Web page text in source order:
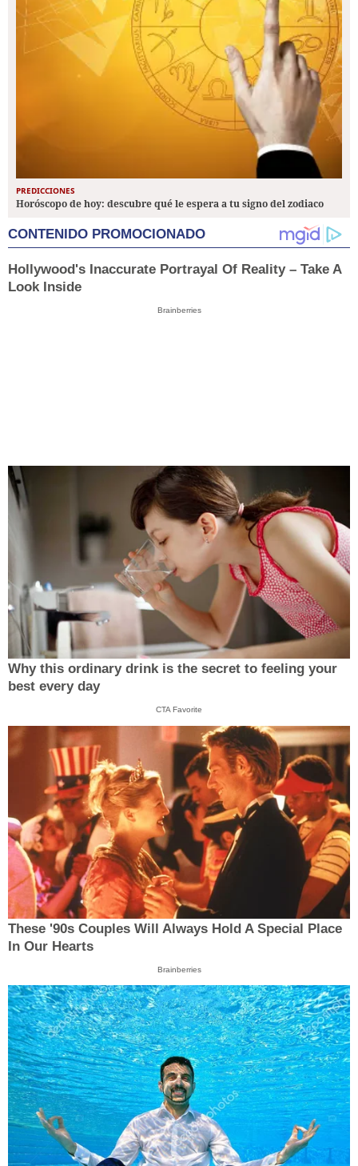
PREDICCIONES
Horóscopo de hoy: descubre qué le espera a tu signo del zodiaco
CONTENIDO PROMOCIONADO
Hollywood's Inaccurate Portrayal Of Reality – Take A
Look Inside
Brainberries
Why this ordinary drink is the secret to feeling your
best every day
CTA Favorite
These '90s Couples Will Always Hold A Special Place
In Our Hearts
Brainberries